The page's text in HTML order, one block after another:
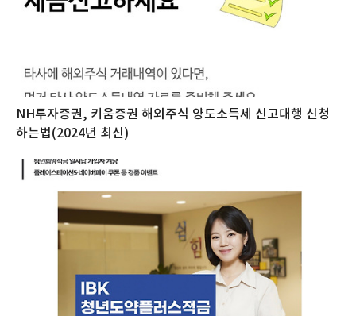
NH투자증권, 키움증권 해외주식 양도소득세 신고대행 신청
하는법(2024년 최신)